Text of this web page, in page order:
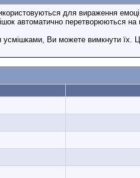
для вираження
автоматично перетворюються на
Ви можете вимкнути